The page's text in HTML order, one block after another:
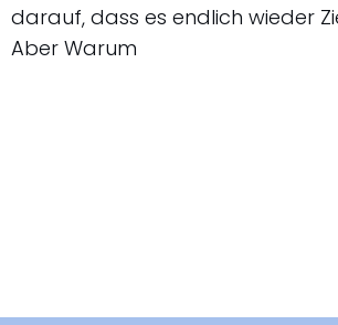
darauf, dass es endlich wieder
Aber Warum